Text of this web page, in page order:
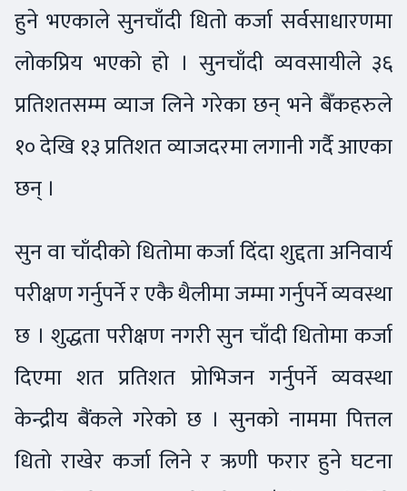
हुने भएकाले सुनचाँदी धितो कर्जा सर्वसाधारणमा
लोकप्रिय भएको हो । सुनचाँदी व्यवसायीले ३६
प्रतिशतसम्म व्याज लिने गरेका छन् भने बैँकहरुले
१० देखि १३ प्रतिशत व्याजदरमा लगानी गर्दै आएका
छन् ।
सुन वा चाँदीको धितोमा कर्जा दिंदा शुद्दता अनिवार्य
परीक्षण गर्नुपर्ने र एकै थैलीमा जम्मा गर्नुपर्ने व्यवस्था
छ । शुद्धता परीक्षण नगरी सुन चाँदी धितोमा कर्जा
दिएमा शत प्रतिशत प्रोभिजन गर्नुपर्ने व्यवस्था
केन्द्रीय बैंकले गरेको छ । सुनको नाममा पित्तल
धितो राखेर कर्जा लिने र ऋणी फरार हुने घटना